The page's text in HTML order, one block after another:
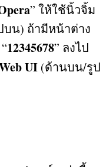
” ให้ใช้นิ้วจิ้ม
บน) ถ้ามีหน้าต่าง
12345678” ลงไป
UI (ด้านบน/รูป